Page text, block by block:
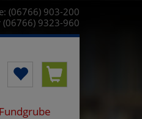
(06766) 903-200
(06766) 9323-960
Fundgrube